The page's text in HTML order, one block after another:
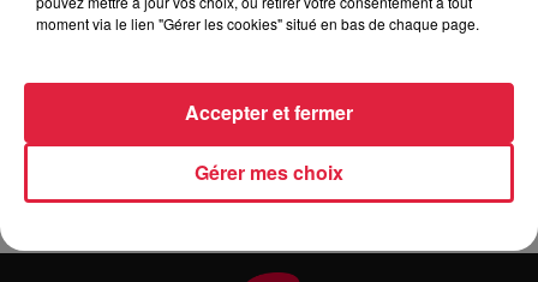
Entrée 8 €, tarif réduit 5 €
moment via le lien "Gérer les cookies" situé en bas de chaque page.
Gérer mes choix
Accepter et fermer